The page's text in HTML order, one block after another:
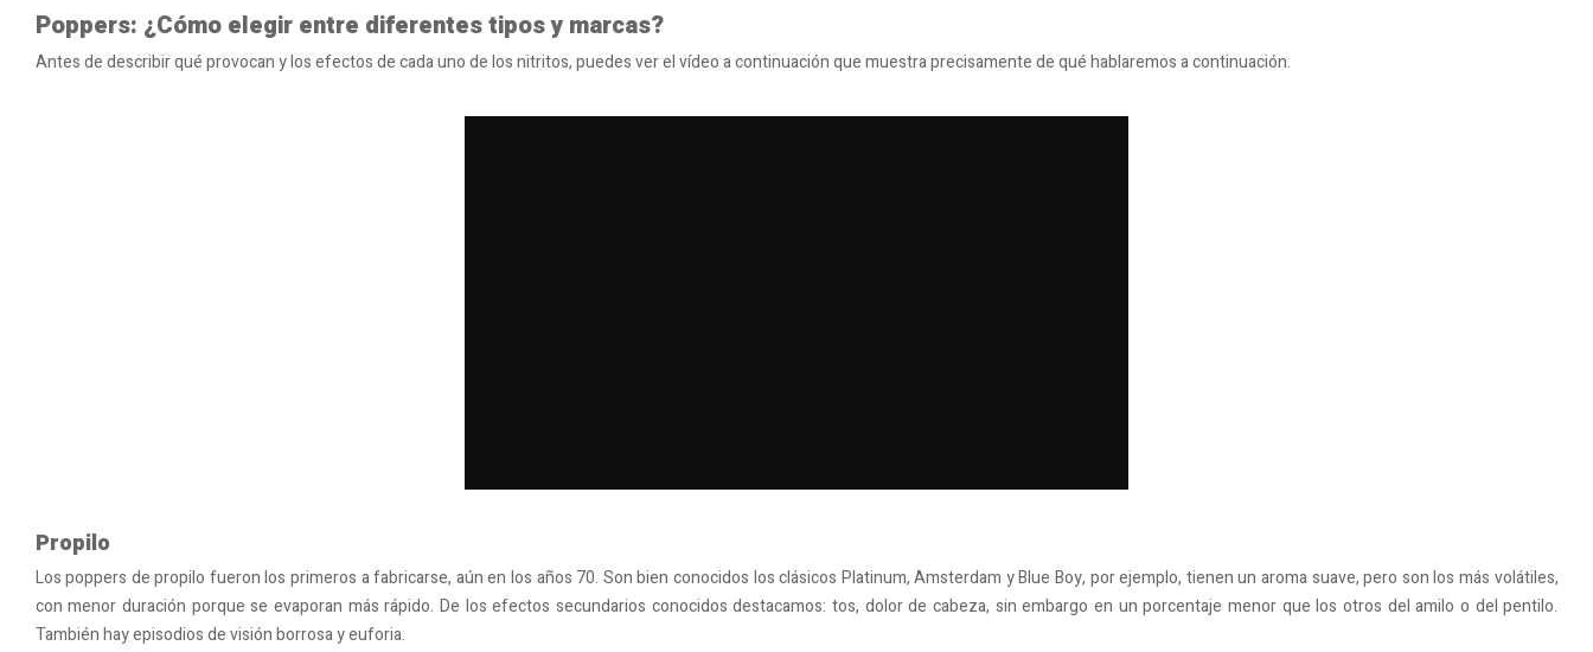
Poppers: ¿Cómo elegir entre diferentes tipos y marcas?
Antes de describir qué provocan y los efectos de cada uno de los nitritos, puedes ver el vídeo a continuación que muestra precisamente de qué hablaremos a continuación.
Propilo
Los poppers de propilo fueron los primeros a fabricarse, aún en los años 70. Son bien conocidos los clásicos Platinum, Amsterdam y Blue Boy, por ejemplo, tienen un aroma suave, pero son los más volátiles,
con menor duración porque se evaporan más rápido. De los efectos secundarios conocidos destacamos: tos, dolor de cabeza, sin embargo en un porcentaje menor que los otros del amilo o del pentilo.
También hay episodios de visión borrosa y euforia.